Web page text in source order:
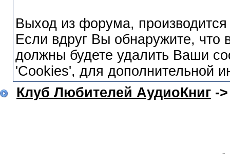
Выход из форума,
Если вдруг Вы обнаружите,
должны будете удалить Ваши
'Cookies', для дополнительной
Клуб Любителей АудиоКниг -